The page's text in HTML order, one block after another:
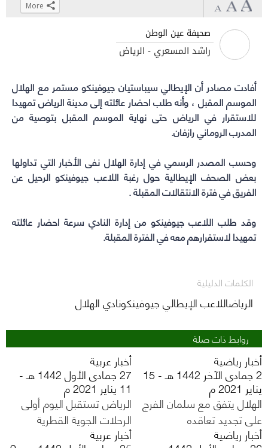
صحيفة عين الوطن
راشد المسعري - الرياض
أفادت مصادر أن الإيطالي سيباستيان جيوفينكو مستمر مع الهلال
الموسم المقبل ، وأنه طلب احضار عائلته إلى مدينة الرياض تمهيدا
للاستقرار في الرياض حتى نهاية الموسم المقبل بتوصية من
المدرب الروماني رازفان.
وحسب المصدر الرسمي في إدارةالهلال نفى الأخبار التي تداولها
بعض الصحف الإيطالية حول رغبة اللاعب جيوفينكو الرحيل عن
الفريق في فترة الانتقالات المقبلة .
وقد طلب اللاعب جيوفينكو من إدارة النادي سرعة احضار عائلته
تمهيدا لاستقرارهم معه في الفترة المقبلة.
(Opens
in
new
(Opens
in
new
(Opens
in
new
Click
(Opens
in
new
More
الكلمات الدليلية
الرياضاللاعب الإيطالي جيوفينكونادي الهلال
روابط ذات صلة
أخبار رياضية
2 جمادى الآخر 1442 هـ - 15
يناير 2021 م
الهلال يتفق مع سلمان الفرج
على تجديد تعاقده
أخبار عربية
27 جمادى الأول 1442 هـ -
11 يناير 2021 م
الرياض تستقبل اليوم أولى
الرحلات الجوية القطرية
أخبار رياضية أخبار عربية